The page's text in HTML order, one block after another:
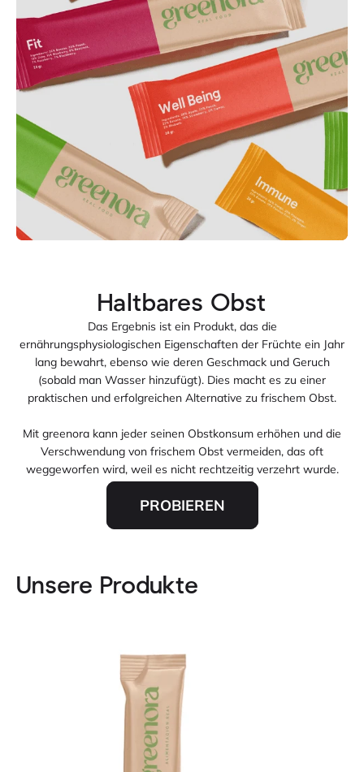
Das Ergebnis ist ein Produkt, das die
ernährungsphysiologischen Eigenschaften der Früchte ein Jahr
lang bewahrt, ebenso wie deren Geschmack und Geruch
(sobald man Wasser hinzufügt). Dies macht es zu einer
praktischen und erfolgreichen Alternative zu frischem Obst.
Mit greenora kann jeder seinen Obstkonsum erhöhen und die
Verschwendung von frischem Obst vermeiden, das oft
weggeworfen wird, weil es nicht rechtzeitig verzehrt wurde.
PROBIEREN